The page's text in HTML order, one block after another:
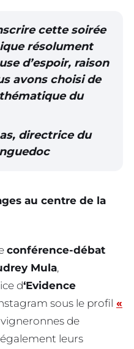
cette soirée
résolument
d’espoir, raison
avons choisi de
du
directrice du
au centre de la
conférence-débat
Mula,
d‘Evidence
sous le profil «
vigneronnes de
leurs